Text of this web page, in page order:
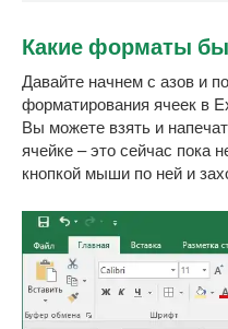
Какие форматы
Давайте начнем с азов и
форматирования ячеек в
Вы можете взять и
ячейке – это сейчас пока
кнопкой мыши по ней и